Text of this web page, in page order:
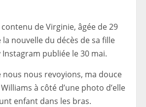
de Virginie, âgée de 29
la nouvelle du décès de sa fille
publiée le 30 mai.
nous nous revoyions, ma douce
à côté d’une photo d’elle
enfant dans les bras.